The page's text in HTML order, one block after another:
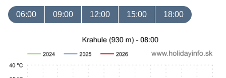
06:00 09:00 12:00 15:00 18:00